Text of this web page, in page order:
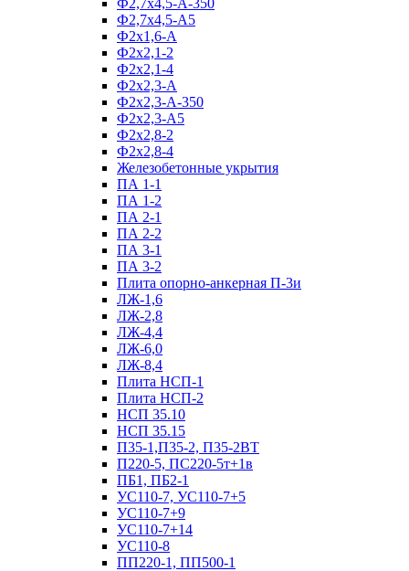
Ф2,7х4,5-А5
Ф2х1,6-А
Ф2х2,1-2
Ф2х2,1-4
Ф2х2,3-А
Ф2х2,3-А-350
Ф2х2,3-А5
Ф2х2,8-2
Ф2х2,8-4
Железобетонные укрытия
ПА 1-1
ПА 1-2
ПА 2-1
ПА 2-2
ПА 3-1
ПА 3-2
Плита опорно-анкерная П-3и
ЛЖ-1,6
ЛЖ-2,8
ЛЖ-4,4
ЛЖ-6,0
ЛЖ-8,4
Плита НСП-1
Плита НСП-2
НСП 35.10
НСП 35.15
П35-1,П35-2, П35-2ВТ
П220-5, ПС220-5т+1в
ПБ1, ПБ2-1
УС110-7, УС110-7+5
УС110-7+9
УС110-7+14
УС110-8
ПП220-1, ПП500-1